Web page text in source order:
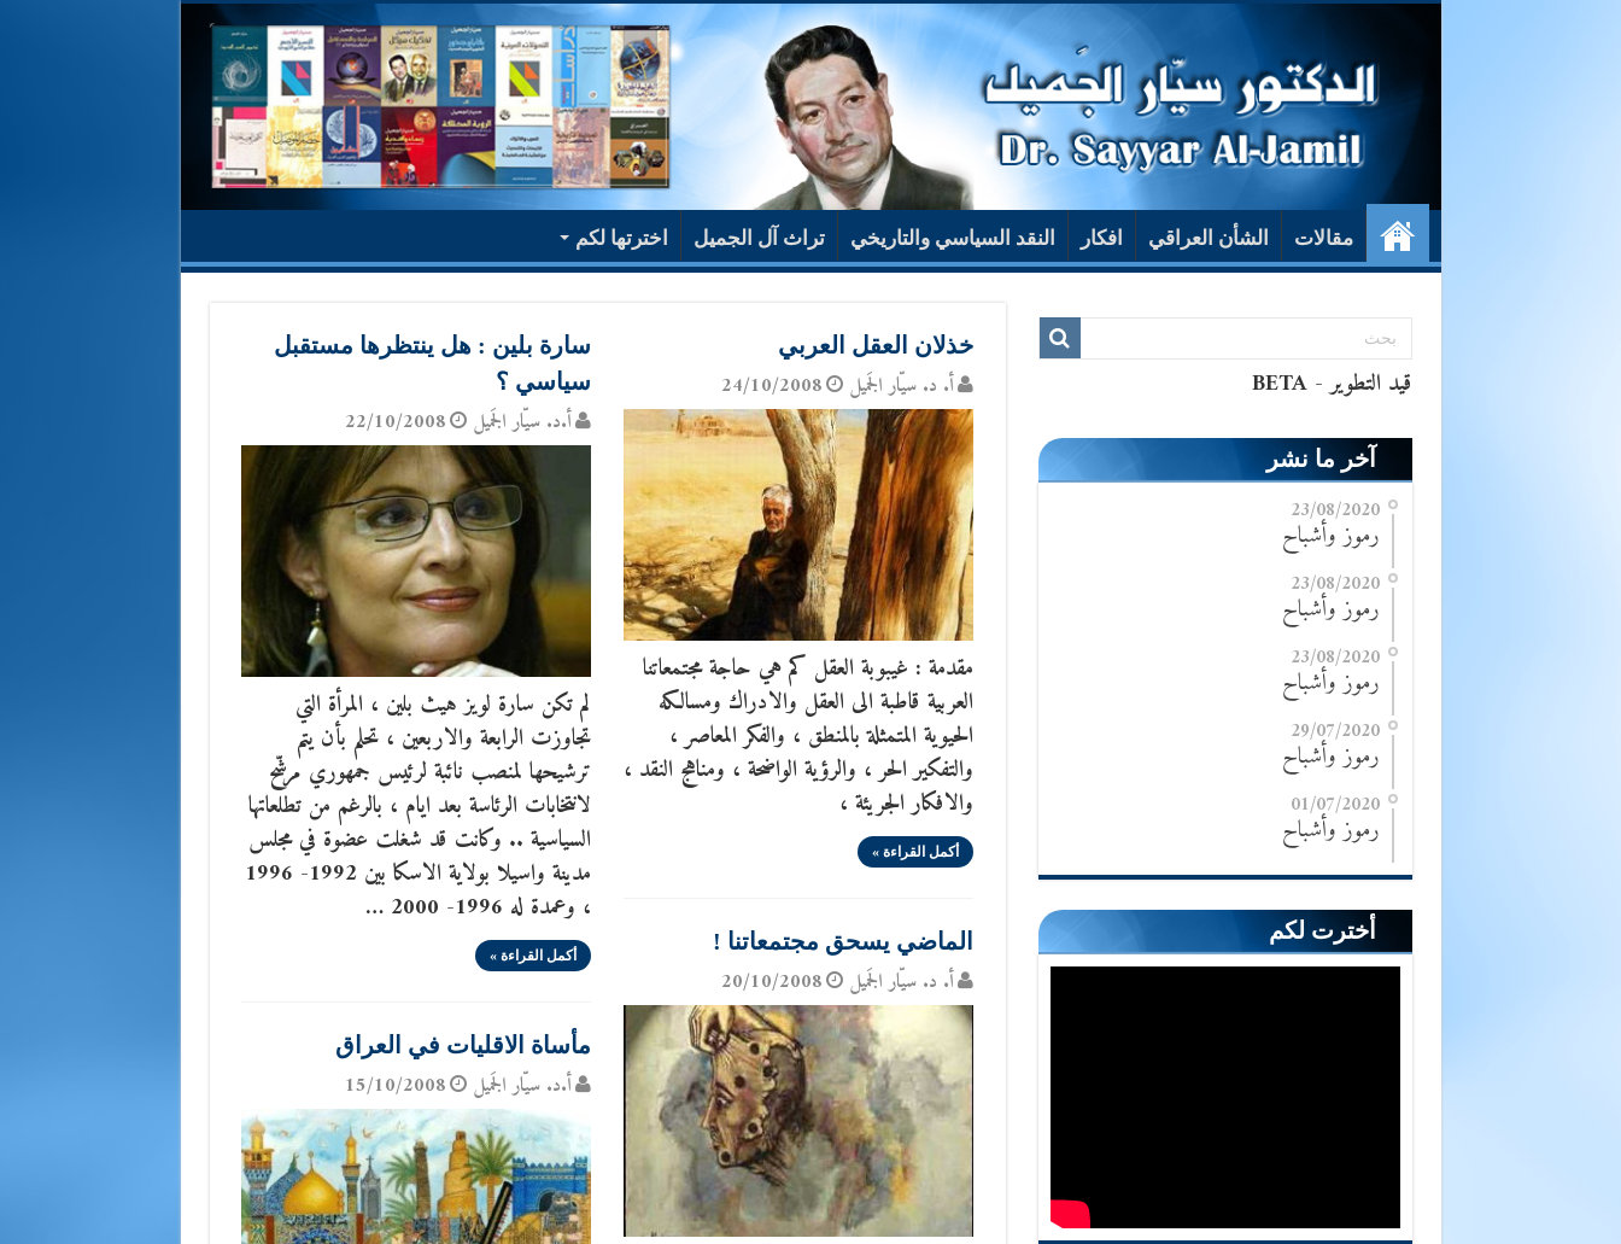
مقالات الشأن العراقي افكار النقد السياسي والتاريخي تراث آل الجميل اخترتها لكم
خذلان العقل العربي
أ. د. سيّار الجَميل 24/10/2008
مقدمة : غيبوبة العقل كم هي حاجة مجتمعاتنا
العربية قاطبة الى العقل والادراك ومسالكه
الحيوية المتمثلة بالمنطق ، والفكر المعاصر ،
والتفكير الحر ، والرؤية الواضحة ، ومناهج النقد ،
والافكار الجريئة ،
أكمل القراءة »
سارة بلين : هل ينتظرها مستقبل
سياسي ؟
أ.د. سيّار الجَميل 22/10/2008
لم تكن سارة لويز هيث بلين ، المرأة التي
تجاوزت الرابعة والاربعين ، تحلم بأن يتم
ترشيحها لمنصب نائبة لرئيس جمهوري مرشّح
لانتخابات الرئاسة بعد ايام ، بالرغم من تطلعاتها
السياسية .. وكانت قد شغلت عضوة في مجلس
مدينة واسيلا بولاية الاسكا بين 1992- 1996
، وعمدة له 1996- 2000 …
أكمل القراءة »
الماضي يسحق مجتمعاتنا !
أ. د. سيّار الجَميل 20/10/2008
مأساة الاقليات في العراق
أ.د. سيّار الجَميل 15/10/2008
آخر ما نشر
23/08/2020
رموز وأشباح
23/08/2020
رموز وأشباح
23/08/2020
رموز وأشباح
29/07/2020
رموز وأشباح
01/07/2020
رموز وأشباح
أخترت لكم